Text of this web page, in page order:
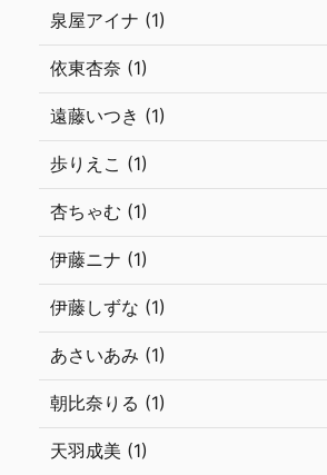
泉屋アイナ (1)
依東杏奈 (1)
遠藤いつき (1)
歩りえこ (1)
杏ちゃむ (1)
伊藤ニナ (1)
伊藤しずな (1)
あさいあみ (1)
朝比奈りる (1)
天羽成美 (1)